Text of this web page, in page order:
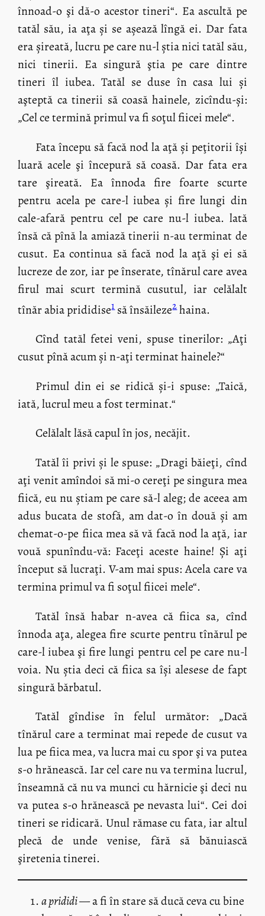
înnoad-o şi dă-o acestor tineri“. Ea ascultă pe
tatăl său, ia aţa și se așează lîngă ei. Dar fata
era șireată, lucru pe care nu-l știa nici tatăl său,
nici tinerii. Ea singură ştia pe care dintre
tineri îl iubea. Tatăl se duse în casa lui și
aşteptă ca tinerii să coasă hainele, zicîndu-și:
„Cel ce termină primul va fi soţul fiicei mele“.
Fata începu să facă nod la aţă și peţitorii își
luară acele şi începură să coasă. Dar fata era
tare şireată. Ea înnoda fire foarte scurte
pentru acela pe care-l iubea și fire lungi din
cale-afară pentru cel pe care nu-l iubea. lată
însă că pînă la amiază tinerii n-au terminat de
cusut. Ea continua să facă nod la aţă şi ei să
lucreze de zor, iar pe înserate, tînărul care avea
firul mai scurt termină cusutul, iar celălalt
tînăr abia prididise1să însăileze2haina.
Cînd tatăl fetei veni, spuse tinerilor: „Aţi
cusut pînă acum și n-aţi terminat hainele?“
Primul din ei se ridică și-i spuse: „Taică,
iată, lucrul meu a fost terminat.“
Celălalt lăsă capul în jos, necăjit.
Tatăl îi privi și le spuse: „Dragi băieţi, cînd
aţi venit amîndoi să mi-o cereţi pe singura mea
fiică, eu nu știam pe care să-l aleg; de aceea am
adus bucata de stofă, am dat-o în două și am
chemat-o-pe fiica mea să vă facă nod la aţă, iar
vouă spunîndu-vă: Faceţi aceste haine! Și aţi
început să lucraţi. V-am mai spus: Acela care va
termina primul va fi soţul fiicei mele“.
Tatăl însă habar n-avea că fiica sa, cînd
înnoda aţa, alegea fire scurte pentru tînărul pe
care-l iubea şi fire lungi pentru cel pe care nu-l
voia. Nu știa deci că fiica sa își alesese de fapt
singură bărbatul.
Tatăl gîndise în felul următor: „Dacă
tînărul care a terminat mai repede de cusut va
lua pe fiica mea, va lucra mai cu spor şi va putea
s-o hrănească. Iar cel care nu va termina lucrul,
înseamnă că nu va munci cu hărnicie şi deci nu
va putea s-o hrănească pe nevasta lui“. Cei doi
tineri se ridicară. Unul rămase cu fata, iar altul
plecă de unde venise, fără să bănuiască
şiretenia tinerei.
a prididi— a fi în stare să ducă ceva cu bine